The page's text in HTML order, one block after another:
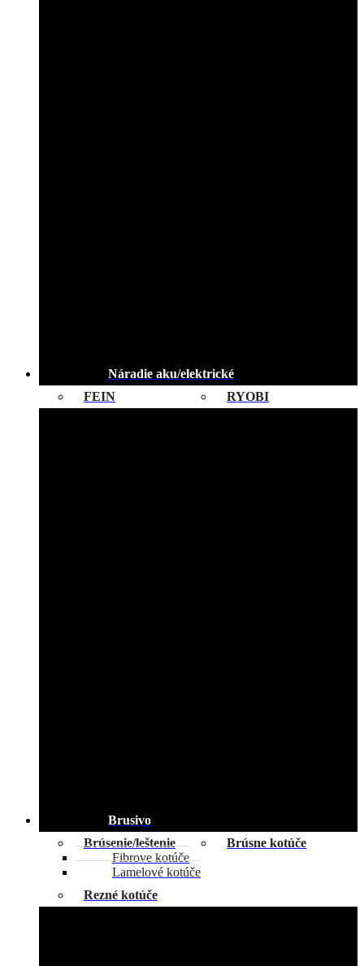
Náradie aku/elektrické
FEIN
RYOBI
Brusivo
Brúsenie/leštenie
Fibrove kotúče
Lamelové kotúče
Brúsne kotúče
Rezné kotúče